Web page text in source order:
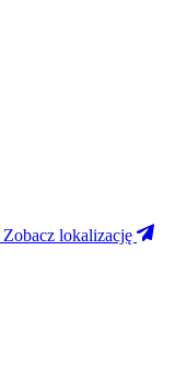
Zobacz lokalizację